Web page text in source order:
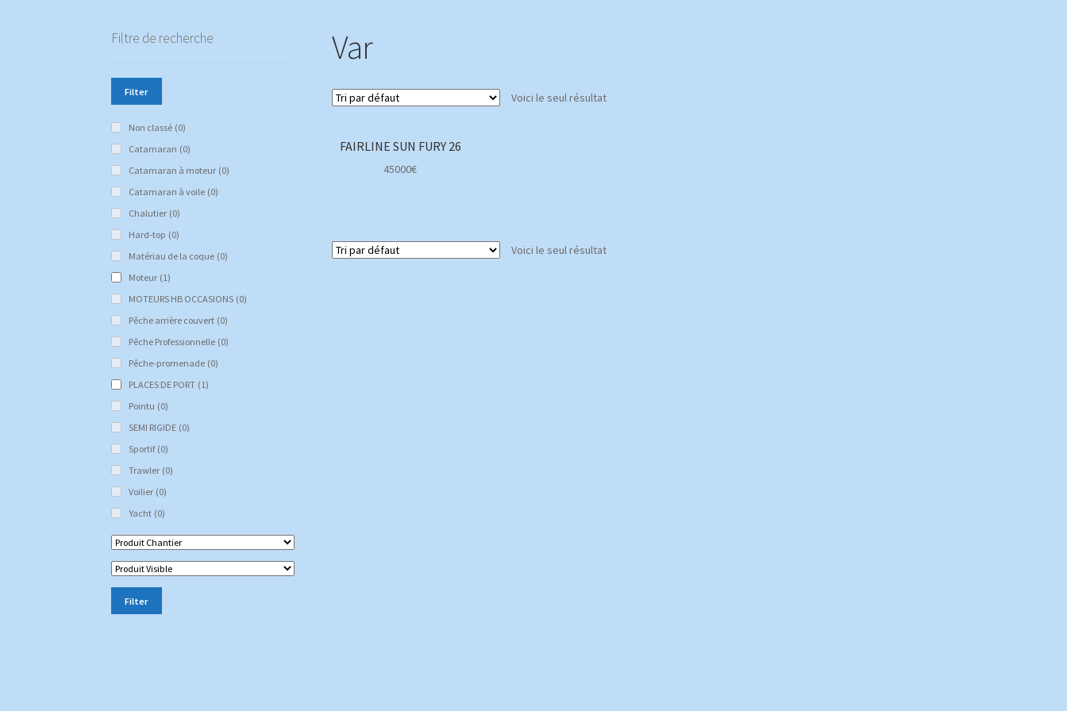
Var
Voici le seul résultat
FAIRLINE SUN FURY 26
45000€
Voici le seul résultat
Filtre de recherche
Filter
Non classé (0)
Catamaran (0)
Catamaran à moteur (0)
Catamaran à voile (0)
Chalutier (0)
Hard-top (0)
Matériau de la coque (0)
Moteur (1)
MOTEURS HB OCCASIONS (0)
Pêche arrière couvert (0)
Pêche Professionnelle (0)
Pêche-promenade (0)
PLACES DE PORT (1)
Pointu (0)
SEMI RIGIDE (0)
Sportif (0)
Trawler (0)
Voilier (0)
Yacht (0)
Filter